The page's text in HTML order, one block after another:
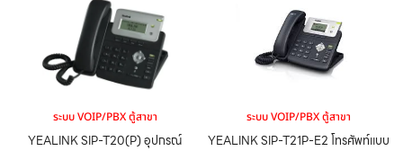
ระบบ VOIP/PBX ตู้สาขา
YEALINK SIP-T20(P) อุปกรณ์
ระบบ VOIP/PBX ตู้สาขา
YEALINK SIP-T21P-E2 โทรศัพท์แบบ